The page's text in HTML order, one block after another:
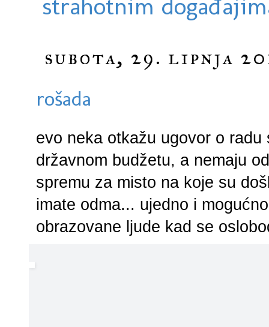
strahotnim
subota, 29. lipnja
rošada
evo neka otkažu ugovor o
državnom budžetu, a nemaju
spremu za misto na koje su
imate odma... ujedno i
obrazovane ljude kad se